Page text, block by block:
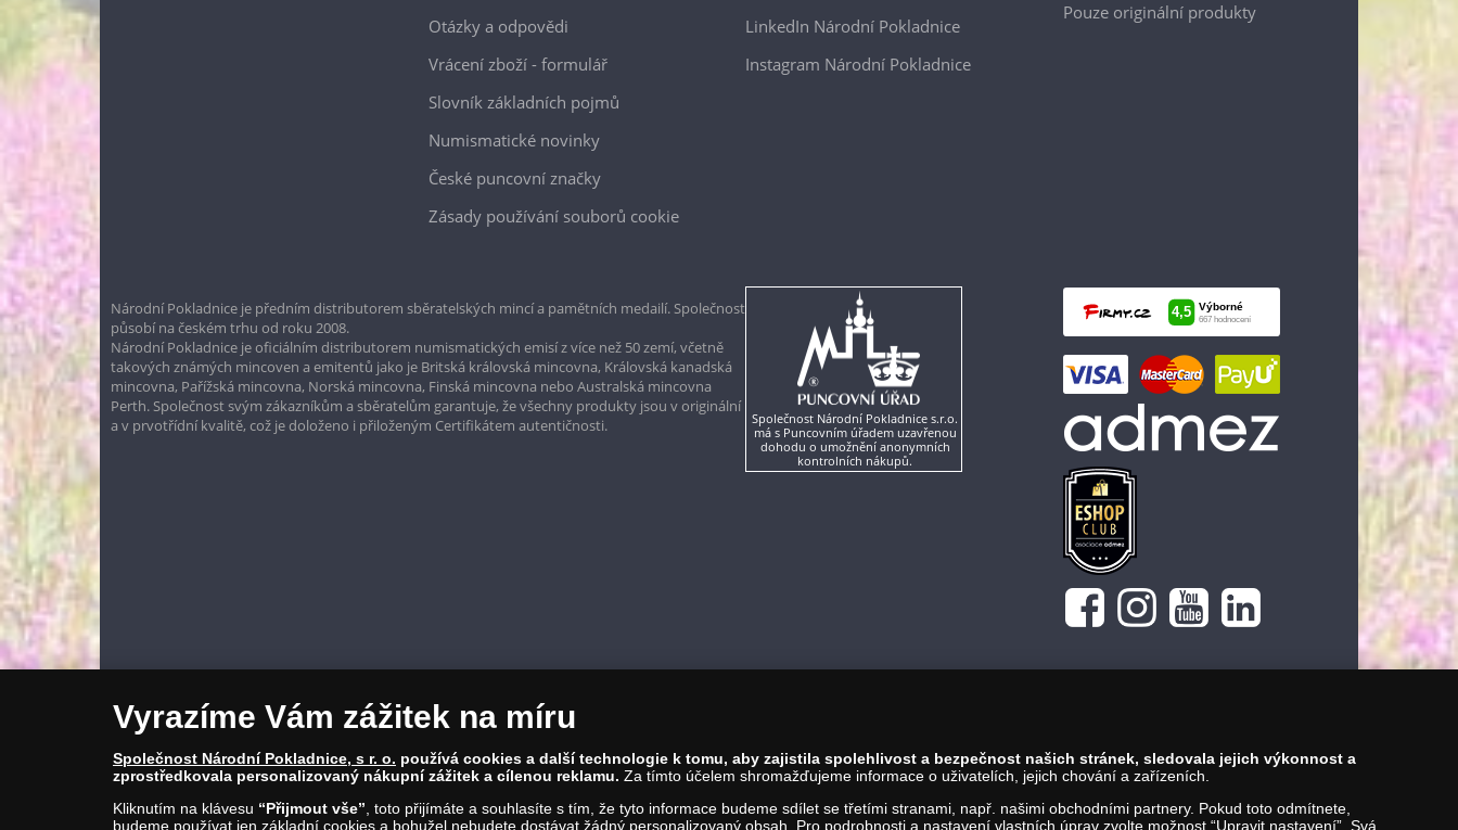
Otázky a odpovědi
Vrácení zboží - formulář
Slovník základních pojmů
Numismatické novinky
České puncovní značky
Zásady používání souborů cookie
LinkedIn Národní Pokladnice
Instagram Národní Pokladnice
Pouze originální produkty
Národní Pokladnice je předním distributorem sběratelských mincí a pamětních medailí. Společnost
působí na českém trhu od roku 2008.
Národní Pokladnice je oficiálním distributorem numismatických emisí z více než 50 zemí, včetně
takových známých mincoven a emitentů jako je Britská královská mincovna, Královská kanadská
mincovna, Pařížská mincovna, Norská mincovna, Finská mincovna nebo Australská mincovna
Perth. Společnost svým zákazníkům a sběratelům garantuje, že všechny produkty jsou v originální
a v prvotřídní kvalitě, což je doloženo i přiloženým Certifikátem autentičnosti.
Společnost Národní Pokladnice s.r.o.
má s Puncovním úřadem uzavřenou
dohodu o umožnění anonymních
kontrolních nákupů.
Vyrazíme Vám zážitek na míru
Společnost Národní Pokladnice, s r. o. používá cookies a další technologie k tomu, aby zajistila spolehlivost a bezpečnost našich stránek, sledovala jejich výkonnost a
zprostředkovala personalizovaný nákupní zážitek a cílenou reklamu. Za tímto účelem shromažďujeme informace o uživatelích, jejich chování a zařízeních.
Kliknutím na klávesu “Přijmout vše” , toto přijímáte a souhlasíte s tím, že tyto informace budeme sdílet se třetími stranami, např. našimi obchodními partnery. Pokud toto odmítnete,
budeme používat jen základní cookies a bohužel nebudete dostávat žádný personalizovaný obsah. Pro podrobnosti a nastavení vlastních úprav zvolte možnost “Upravit nastavení”. Svá